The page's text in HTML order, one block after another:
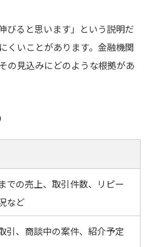
びると思います」という説明だ
くいことがあります。金融機関
の見込みにどのような根拠があ
での売上、取引件数、リピー
など
引、商談中の案件、紹介予定